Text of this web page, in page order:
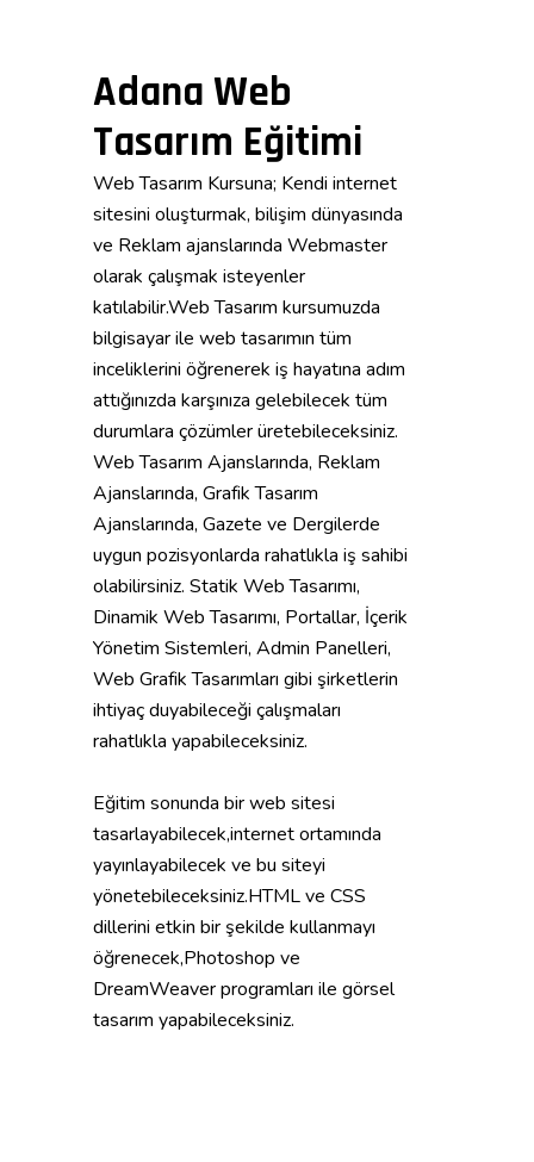
Adana Web
Tasarım Eğitimi
Web Tasarım Kursuna; Kendi internet
sitesini oluşturmak, bilişim dünyasında
ve Reklam ajanslarında Webmaster
olarak çalışmak isteyenler
katılabilir.Web Tasarım kursumuzda
bilgisayar ile web tasarımın tüm
inceliklerini öğrenerek iş hayatına adım
attığınızda karşınıza gelebilecek tüm
durumlara çözümler üretebileceksiniz.
Web Tasarım Ajanslarında, Reklam
Ajanslarında, Grafik Tasarım
Ajanslarında, Gazete ve Dergilerde
uygun pozisyonlarda rahatlıkla iş sahibi
olabilirsiniz. Statik Web Tasarımı,
Dinamik Web Tasarımı, Portallar, İçerik
Yönetim Sistemleri, Admin Panelleri,
Web Grafik Tasarımları gibi şirketlerin
ihtiyaç duyabileceği çalışmaları
rahatlıkla yapabileceksiniz.
Eğitim sonunda bir web sitesi
tasarlayabilecek,internet ortamında
yayınlayabilecek ve bu siteyi
yönetebileceksiniz.HTML ve CSS
dillerini etkin bir şekilde kullanmayı
öğrenecek,Photoshop ve
DreamWeaver programları ile görsel
tasarım yapabileceksiniz.